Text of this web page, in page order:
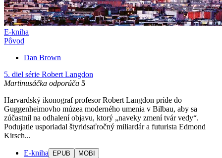
E-kniha
Pôvod
Dan Brown
5. diel série Robert Langdon
Martinusáčka odporúča 5
Harvardský ikonograf profesor Robert Langdon príde do
Guggenheimovho múzea moderného umenia v Bilbau, aby sa
zúčastnil na odhalení objavu, ktorý „naveky zmení tvár vedy“.
Podujatie usporiadal štyridsaťročný miliardár a futurista Edmond
Kirsch...
E-kniha EPUB MOBI